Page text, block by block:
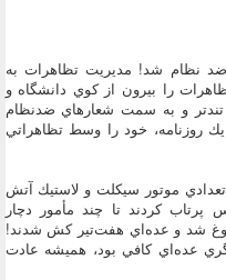
نظام شد! مديريت تظاهرات به
را بيرون از كوي دانشگاه و
تندتر و به سمت شعارهاي ضدنظام
روزنامه، خود را وسط تظاهراتي
موتور سيكلت و لاستيك آتش
كردند تا چند مأمور دچار
شد و عده‌اي هفت‌تير كش شدند!
عده‌اي كافي بود، هميشه عادت